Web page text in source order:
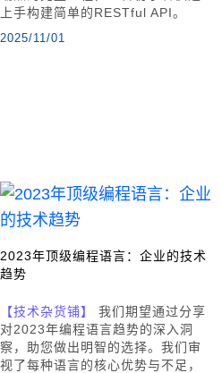
上手构建简单的RESTful API。
2025/11/01
2023年顶级编程语言：企业的技术
趋势
【技术杂货铺】
我们期望通过分享
对2023年编程语言趋势的深入洞
察，助您做出明智的选择。我们审
视了每种语言的核心优势与不足，